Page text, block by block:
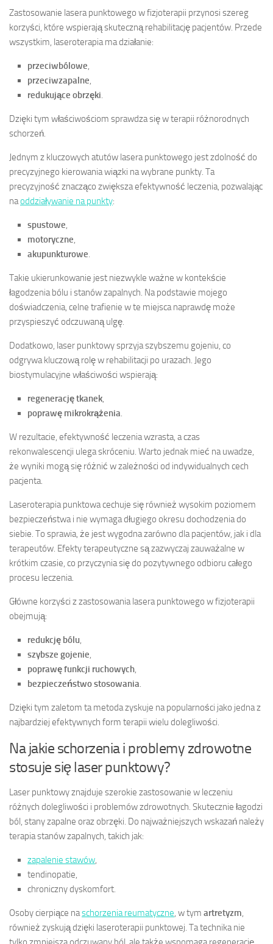
Zastosowanie lasera punktowego w fizjoterapii przynosi szereg
korzyści, które wspierają skuteczną rehabilitację pacjentów. Przede
wszystkim, laseroterapia ma działanie:
przeciwbólowe,
przeciwzapalne,
redukujące obrzęki.
Dzięki tym właściwościom sprawdza się w terapii różnorodnych
schorzeń.
Jednym z kluczowych atutów lasera punktowego jest zdolność do
precyzyjnego kierowania wiązki na wybrane punkty. Ta
precyzyjność znacząco zwiększa efektywność leczenia, pozwalając
naoddziaływanie na punkty:
spustowe,
motoryczne,
akupunkturowe.
Takie ukierunkowanie jest niezwykle ważne w kontekście
łagodzenia bólu i stanów zapalnych. Na podstawie mojego
doświadczenia, celne trafienie w te miejsca naprawdę może
przyspieszyć odczuwaną ulgę.
Dodatkowo, laser punktowy sprzyja szybszemu gojeniu, co
odgrywa kluczową rolę w rehabilitacji po urazach. Jego
biostymulacyjne właściwości wspierają:
regenerację tkanek,
poprawę mikrokrążenia.
W rezultacie, efektywność leczenia wzrasta, a czas
rekonwalescencji ulega skróceniu. Warto jednak mieć na uwadze,
że wyniki mogą się różnić w zależności od indywidualnych cech
pacjenta.
Laseroterapia punktowa cechuje się również wysokim poziomem
bezpieczeństwa i nie wymaga długiego okresu dochodzenia do
siebie. To sprawia, że jest wygodna zarówno dla pacjentów, jak i dla
terapeutów. Efekty terapeutyczne są zazwyczaj zauważalne w
krótkim czasie, co przyczynia się do pozytywnego odbioru całego
procesu leczenia.
Główne korzyści z zastosowania lasera punktowego w fizjoterapii
obejmują:
redukcję bólu,
szybsze gojenie,
poprawę funkcji ruchowych,
bezpieczeństwo stosowania.
Dzięki tym zaletom ta metoda zyskuje na popularności jako jedna z
najbardziej efektywnych form terapii wielu dolegliwości.
Na jakie schorzenia i problemy zdrowotne
stosuje się laser punktowy?
Laser punktowy znajduje szerokie zastosowanie w leczeniu
różnych dolegliwości i problemów zdrowotnych. Skutecznie łagodzi
ból, stany zapalne oraz obrzęki. Do najważniejszych wskazań należy
terapia stanów zapalnych, takich jak:
zapalenie stawów,
tendinopatie,
chroniczny dyskomfort.
Osoby cierpiące naschorzenia reumatyczne, w tym artretyzm,
również zyskują dzięki laseroterapii punktowej. Ta technika nie